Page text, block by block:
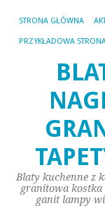
STRONA GŁÓWNA
PRZYKŁADOWA
Blaty kuchenne z
granitowa
ganit lampy